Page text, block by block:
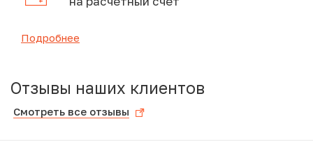
Подробнее
Отзывы наших клиентов
Смотреть все отзывы